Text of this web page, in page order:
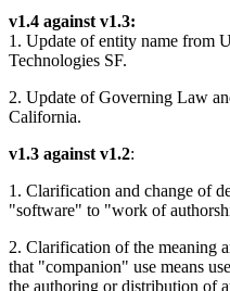
共同作業
チームでの共同作業と迅速
Unity をダウンロード
プランと価格
デプロイ
Unity がサポートする 25 以
LiveOps
ローンチ後のインサイトと
没入型トレーニング
没入型環境でのトレーニン
インタラクティブな3D体験
業界
運用の卓越性を達成する
小売
店内体験をオンライン体験
開発者ツール
リリースバージョンと問題
ロードマップ
今後の機能をレビューする
技術用語のライブラリ
インサイト
ケーススタディ
イベント
グローバルおよびローカル
コミュニティストーリー
Made with Unity
ライブストリーム
開発者、クリエイター、イ
Unity Awards
世界中のUnityクリエイター
Unityトレーナーでチームを
Unity初心者向け
スタートガイド
学習を開始しましょう
Unity は初めてですか？旅
ハウツーガイド
実用的なヒントとベストプ
専門的なサポートで目標を
よくある質問への回答
お問い合わせ
v1.4 against v1.3:
1. Update of entity name from
Technologies SF.
2. Update of Governing Law
California.
v1.3 against v1.2:
1. Clarification and change of
"software" to "work of
2. Clarification of the meaning
that "companion" use means
the authoring or distribution of